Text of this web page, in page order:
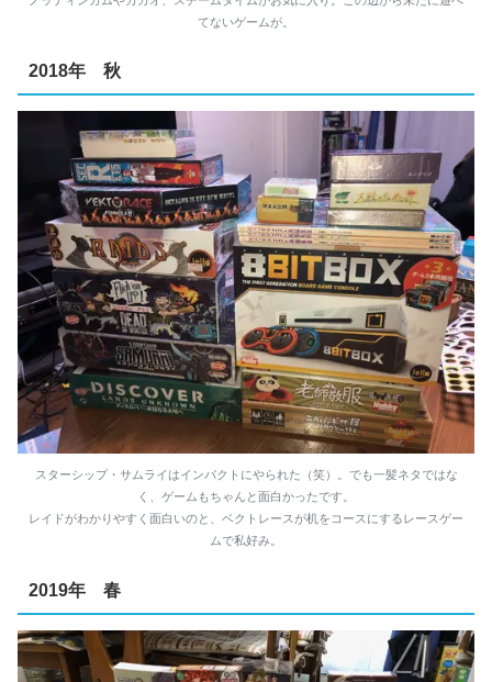
てないゲームが。
2018年 秋
スターシップ・サムライはインパクトにやられた（笑）。でも一髪ネタではな
く、ゲームもちゃんと面白かったです。
レイドがわかりやすく面白いのと、ベクトレースが机をコースにするレースゲー
ムで私好み。
2019年 春